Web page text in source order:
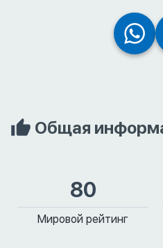
Общая
80
Мировой рейтинг